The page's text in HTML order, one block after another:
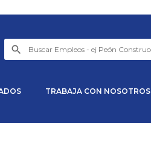
TRABAJA CON NOSOTROS